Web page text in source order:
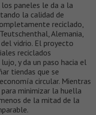
paneles le da a la
la calidad de
reciclado,
Alemania,
vidrio. El proyecto
reciclados
y da un paso hacia el
tiendas que se
circular. Mientras
minimizar la huella
de la mitad de la